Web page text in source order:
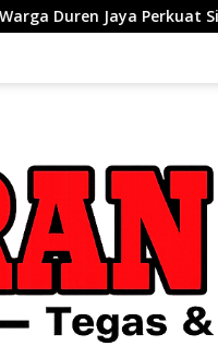
Jaga Kamtibmas